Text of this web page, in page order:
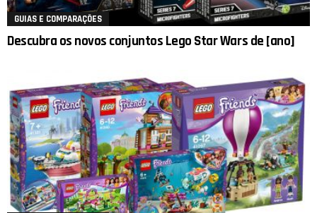
GUIAS E COMPARAÇÕES
Descubra os novos conjuntos Lego Star Wars de [ano]